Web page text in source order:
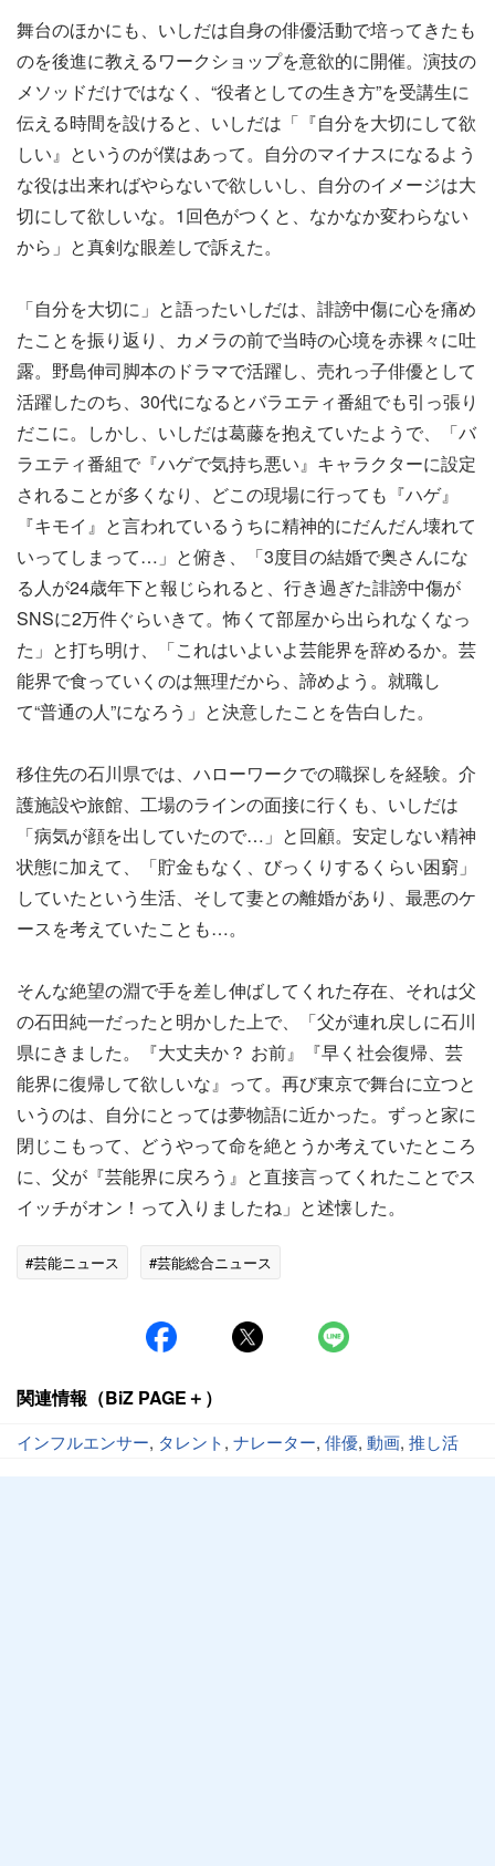
舞台のほかにも、いしだは自身の俳優活動で培ってきたも
のを後進に教えるワークショップを意欲的に開催。演技の
メソッドだけではなく、“役者としての生き方”を受講生に
伝える時間を設けると、いしだは「『自分を大切にして欲
しい』というのが僕はあって。自分のマイナスになるよう
な役は出来ればやらないで欲しいし、自分のイメージは大
切にして欲しいな。1回色がつくと、なかなか変わらない
から」と真剣な眼差しで訴えた。
「自分を大切に」と語ったいしだは、誹謗中傷に心を痛め
たことを振り返り、カメラの前で当時の心境を赤裸々に吐
露。野島伸司脚本のドラマで活躍し、売れっ子俳優として
活躍したのち、30代になるとバラエティ番組でも引っ張り
だこに。しかし、いしだは葛藤を抱えていたようで、「バ
ラエティ番組で『ハゲで気持ち悪い』キャラクターに設定
されることが多くなり、どこの現場に行っても『ハゲ』
『キモイ』と言われているうちに精神的にだんだん壊れて
いってしまって…」と俯き、「3度目の結婚で奥さんにな
る人が24歳年下と報じられると、行き過ぎた誹謗中傷が
SNSに2万件ぐらいきて。怖くて部屋から出られなくなっ
た」と打ち明け、「これはいよいよ芸能界を辞めるか。芸
能界で食っていくのは無理だから、諦めよう。就職し
て“普通の人”になろう」と決意したことを告白した。
移住先の石川県では、ハローワークでの職探しを経験。介
護施設や旅館、工場のラインの面接に行くも、いしだは
「病気が顔を出していたので…」と回顧。安定しない精神
状態に加えて、「貯金もなく、びっくりするくらい困窮」
していたという生活、そして妻との離婚があり、最悪のケ
ースを考えていたことも…。
そんな絶望の淵で手を差し伸ばしてくれた存在、それは父
の石田純一だったと明かした上で、「父が連れ戻しに石川
県にきました。『大丈夫か？ お前』『早く社会復帰、芸
能界に復帰して欲しいな』って。再び東京で舞台に立つと
いうのは、自分にとっては夢物語に近かった。ずっと家に
閉じこもって、どうやって命を絶とうか考えていたところ
に、父が『芸能界に戻ろう』と直接言ってくれたことでス
イッチがオン！って入りましたね」と述懐した。
#芸能ニュース #芸能総合ニュース
関連情報（BiZ PAGE＋）
インフルエンサー, タレント, ナレーター, 俳優, 動画, 推し活